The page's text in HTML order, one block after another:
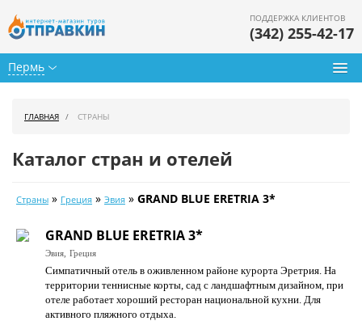
Пермь
ПОДДЕРЖКА КЛИЕНТОВ
(342) 255-42-17
Календарь туров
Цены дня
Страны
Как купить
ГЛАВНАЯ СТРАНЫ
Каталог стран и отелей
Страны » Греция » Эвия » GRAND BLUE ERETRIA 3*
GRAND BLUE ERETRIA 3*
Эвия, Греция
Симпатичный отель в оживленном районе курорта Эретрия. На
территории теннисные корты, сад с ландшафтным дизайном, при
отеле работает хороший ресторан национальной кухни. Для
активного пляжного отдыха.